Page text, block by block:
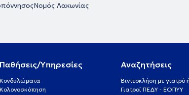
Νομός Λακωνίας
Παθήσεις/Υπηρεσίες
Κονδυλώματα
Κολονοσκόπηση
Αναζητήσεις
Βιντεοκλήση με
Γιατροί ΠΕΔΥ - ΕΟΠΥΥ